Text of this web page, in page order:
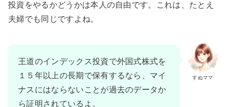
投資をやるかどうかは本人の自由です。これは、たとえ
夫婦でも同じですよね。
すぬママ
王道のインデックス投資で外国式株式を
１５年以上の長期で保有するなら、マイ
ナスにはならないことが過去のデータか
ら証明されているよ。